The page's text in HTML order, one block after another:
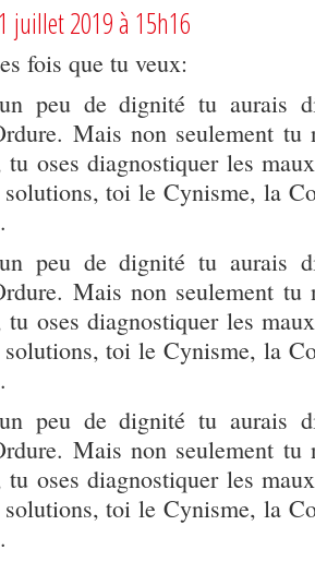
juillet 2019 à 15h16
fois que tu veux:
peu de dignité tu aurais
Mais non seulement tu
tu oses diagnostiquer les
solutions, toi le Cynisme, la
peu de dignité tu aurais
Mais non seulement tu
tu oses diagnostiquer les
solutions, toi le Cynisme, la
peu de dignité tu aurais
Mais non seulement tu
tu oses diagnostiquer les
solutions, toi le Cynisme, la